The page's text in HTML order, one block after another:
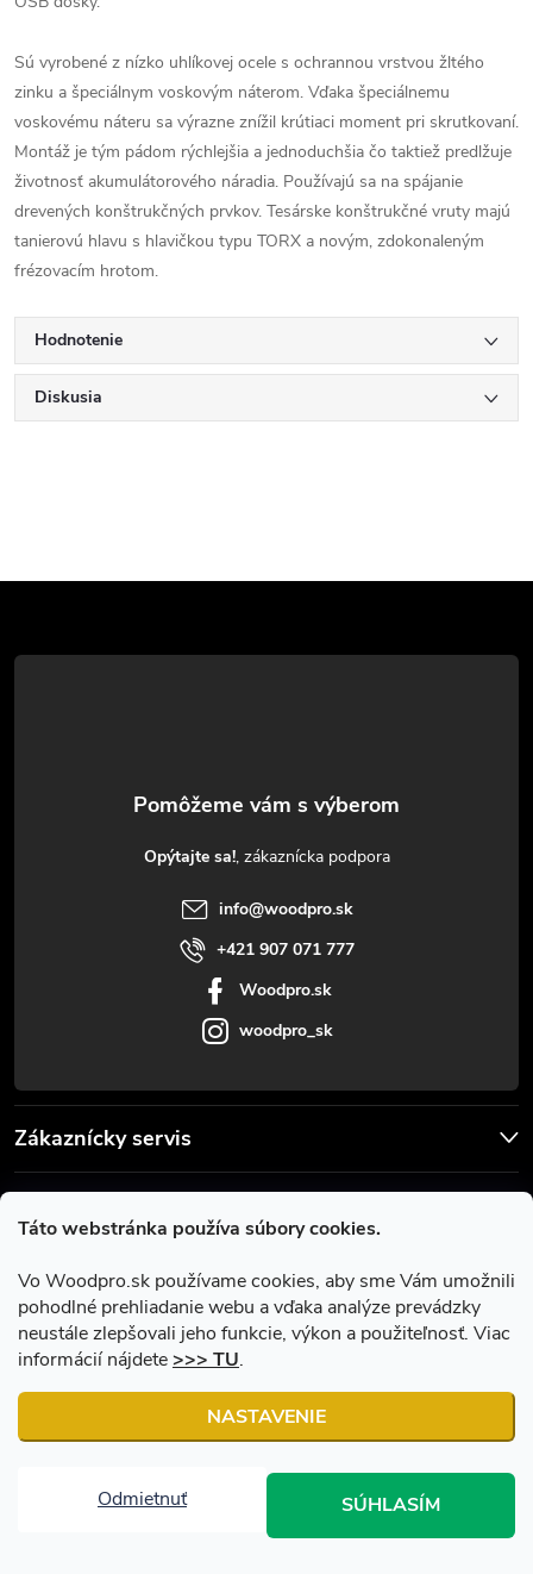
Táto webstránka používa súbory cookies.
Vo Woodpro.sk používame cookies, aby sme Vám umožnili
pohodlné prehliadanie webu a vďaka analýze prevádzky
neustále zlepšovali jeho funkcie, výkon a použiteľnosť. Viac
informácií nájdete>>> TU.
NASTAVENIE
Odmietnuť SÚHLASÍM
Sú vyrobené z nízko uhlíkovej ocele s ochrannou vrstvou žltého
zinku a špeciálnym voskovým náterom. Vďaka špeciálnemu
voskovému náteru sa výrazne znížil krútiaci moment pri skrutkovaní.
Montáž je tým pádom rýchlejšia a jednoduchšia čo taktiež predlžuje
životnosť akumulátorového náradia. Používajú sa na spájanie
drevených konštrukčných prvkov. Tesárske konštrukčné vruty majú
tanierovú hlavu s hlavičkou typu TORX a novým, zdokonaleným
frézovacím hrotom.
Hodnotenie
Diskusia
á
Zákaznícky servis
Opýtajte sa!
info@woodpro.sk
+421 907 071 777
Woodpro.sk
woodpro_sk
Facebook
Copyright 2026Woodpro.sk. Všetky práva vyhradené.Upraviť
nastavenie cookies